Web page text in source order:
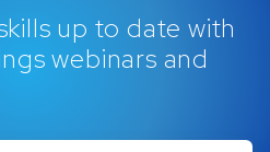
up to date with
webinars and